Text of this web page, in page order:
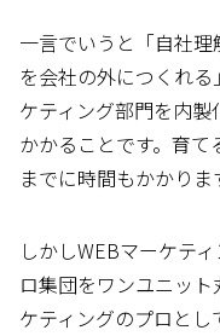
一言でいうと「自社
を会社の外につくれ
ケティング部門を内
かかることです。育
までに時間もかかりま
しかしWEBマーケテ
ロ集団をワンユニッ
ケティングのプロと